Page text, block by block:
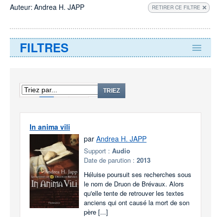
Auteur: Andrea H. JAPP RETIRER CE FILTRE
FILTRES
1 TRIEZ
In anima vili
par Andrea H. JAPP
Support : Audio
Date de parution : 2013
Héluise poursuit ses recherches sous
le nom de Druon de Brévaux. Alors
qu'elle tente de retrouver les textes
anciens qui ont causé la mort de son
père [...]